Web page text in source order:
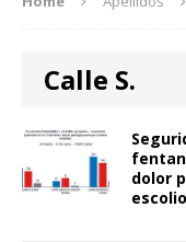
Calle S.
dolor